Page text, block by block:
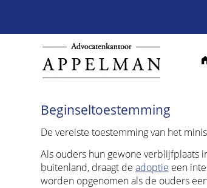
Beginseltoestemming
De vereiste toestemming van het
Als ouders hun gewone verblijfplaats
buitenland, draagt de adoptie een
worden opgenomen als de ouders